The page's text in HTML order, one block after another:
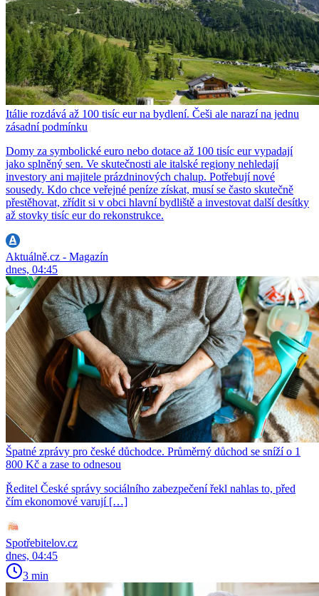
Itálie rozdává až 100 tisíc eur na bydlení. Češi ale narazí na jednu
zásadní podmínku
Domy za symbolické euro nebo dotace až 100 tisíc eur vypadají
jako splněný sen. Ve skutečnosti ale italské regiony nehledají
investory ani majitele prázdninových chalup. Potřebují nové
sousedy. Kdo chce veřejné peníze získat, musí se často skutečně
přestěhovat, zřídit si v obci hlavní bydliště a investovat další desítky
až stovky tisíc eur do rekonstrukce.
Aktuálně.cz - Magazín
dnes, 04:45
Špatné zprávy pro české důchodce. Průměrný důchod se sníží o 1
800 Kč a zase to odnesou
Ředitel České správy sociálního zabezpečení řekl nahlas to, před
čím ekonomové varují […]
Spotřebitelov.cz
dnes, 04:45
3 min